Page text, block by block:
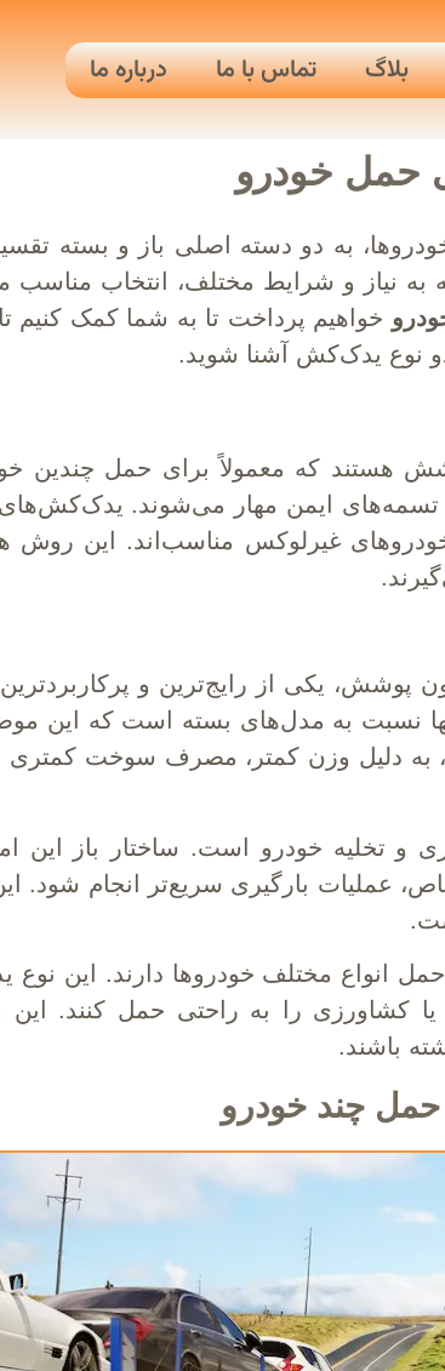
بلاگ تماس با ما درباره ما
حمل خودرو
به دو دسته اصلی باز و بسته
به نیاز و شرایط مختلف، انتخاب
خواهیم پرداخت تا به شما کمک کنیم
دو نوع یدک‌کش آشنا شوید.
هستند که معمولاً برای حمل چندین
تسمه‌های ایمن مهار می‌شوند.
خودروهای غیرلوکس مناسب‌اند. این روش
یکی از رایج‌ترین و
نسبت به مدل‌های بسته است که این
به دلیل وزن کمتر، مصرف سوخت کمتری
و تخلیه خودرو است. ساختار باز این
عملیات بارگیری سریع‌تر انجام شود.
انواع مختلف خودروها دارند. این
یا کشاورزی را به راحتی حمل کنند.
باشند.
چند خودرو